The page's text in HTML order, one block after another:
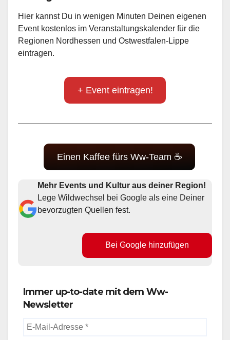
Hier kannst Du in wenigen Minuten Deinen eigenen
Event kostenlos im Veranstaltungskalender für die
Regionen Nordhessen und Ostwestfalen-Lippe
eintragen.
+ Event eintragen!
Einen Kaffee fürs Ww-Team ☕
Mehr Events und Kultur aus deiner Region!
Lege Wildwechsel bei Google als eine Deiner
bevorzugten Quellen fest.
Bei Google hinzufügen
Immer up-to-date mit dem Ww-
Newsletter